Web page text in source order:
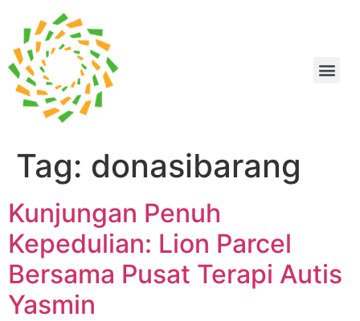
Tag: donasibarang
Kunjungan Penuh
Kepedulian: Lion Parcel
Bersama Pusat Terapi Autis
Yasmin